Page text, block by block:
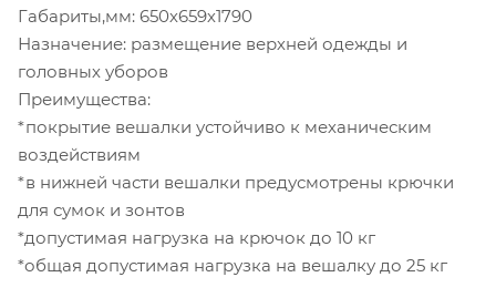
Габариты,мм: 650х659х1790
Назначение: размещение верхней одежды и
головных уборов
Преимущества:
*покрытие вешалки устойчиво к механическим
воздействиям
*в нижней части вешалки предусмотрены крючки
для сумок и зонтов
*допустимая нагрузка на крючок до 10 кг
*общая допустимая нагрузка на вешалку до 25 кг